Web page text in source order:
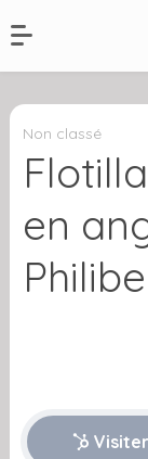
Non classé
en